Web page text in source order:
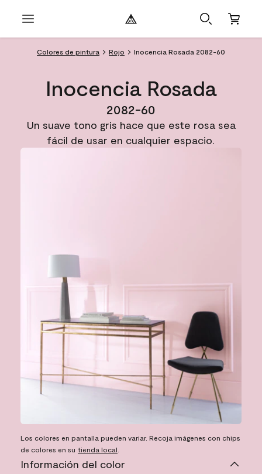
Colores de pintura Rojo Inocencia Rosada 2082-60
Inocencia Rosada
2082-60
Un suave tono gris hace que este rosa sea
fácil de usar en cualquier espacio.
Los colores en pantalla pueden variar. Recoja imágenes con chips
de colores en su tienda local
Información del color